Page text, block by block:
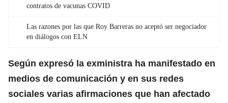
contratos de vacunas COVID
Las razones por las que Roy Barreras no aceptó ser negociador
en diálogos con ELN
Según expresó la exministra ha manifestado en
medios de comunicación y en sus redes
sociales varias afirmaciones que han afectado